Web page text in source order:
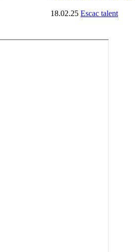
18.02.25 Escac talent